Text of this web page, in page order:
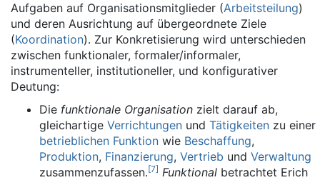
Aufgaben auf Organisationsmitglieder (Arbeitsteilung)
und deren Ausrichtung auf übergeordnete Ziele
(Koordination). Zur Konkretisierung wird unterschieden
zwischen funktionaler, formaler/informaler,
instrumenteller, institutioneller, und konfigurativer
Deutung:
Die funktionale Organisation zielt darauf ab,
gleichartige Verrichtungen und Tätigkeiten zu einer
betrieblichen Funktion wie Beschaffung,
Produktion, Finanzierung, Vertrieb und Verwaltung
zusammenzufassen.[7] Funktional betrachtet Erich